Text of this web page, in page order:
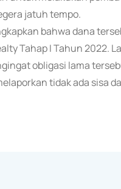
jatuh tempo.
bahwa dana
Tahap I Tahun
obligasi lama
tidak ada sisa